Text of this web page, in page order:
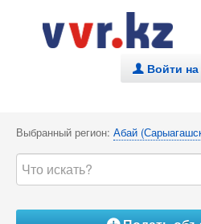
. Войти на
Выбранный регион: Абай